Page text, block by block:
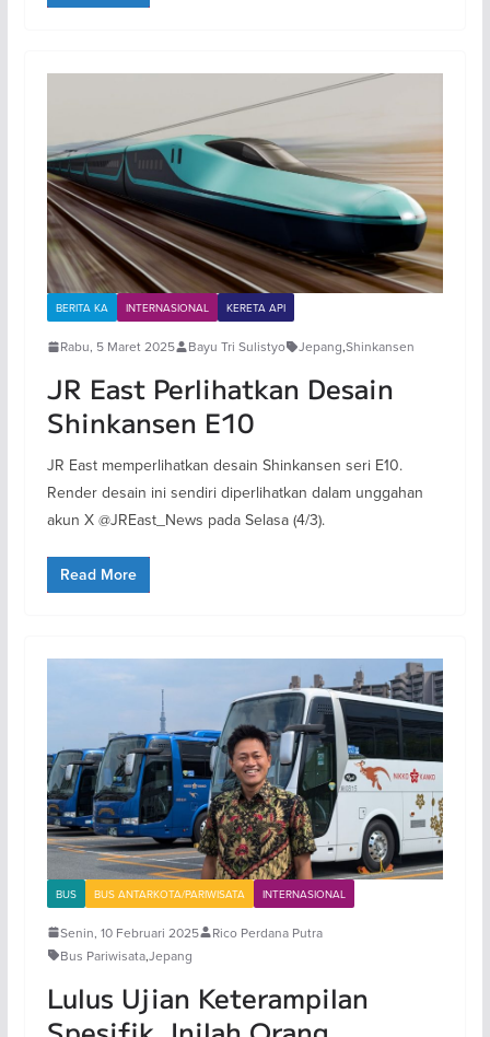
BERITA KA INTERNASIONAL KERETA API
Rabu, 5 Maret 2025 Bayu Tri Sulistyo Jepang,Shinkansen
JR East Perlihatkan Desain
Shinkansen E10
JR East memperlihatkan desain Shinkansen seri E10.
Render desain ini sendiri diperlihatkan dalam unggahan
akun X @JREast_News pada Selasa (4/3).
Read More
BUS BUS ANTARKOTA/PARIWISATA INTERNASIONAL
Senin, 10 Februari 2025
Rico Perdana Putra
Bus Pariwisata,Jepang
Lulus Ujian Keterampilan